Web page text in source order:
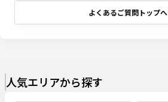
よくあるご質問トップへ
人気エリアから探す